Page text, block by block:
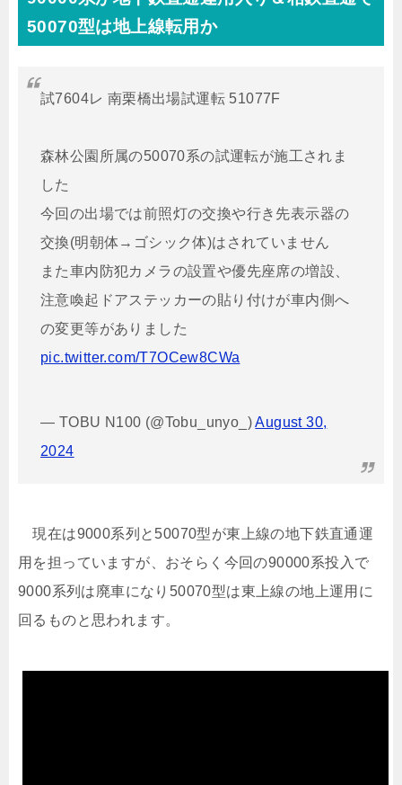
50070型は地上線転用か
試7604レ 南栗橋出場試運転 51077F
森林公園所属の50070系の試運転が施工されま
した
今回の出場では前照灯の交換や行き先表示器の
交換(明朝体→ゴシック体)はされていません
また車内防犯カメラの設置や優先座席の増設、
注意喚起ドアステッカーの貼り付けが車内側へ
の変更等がありました
pic.twitter.com/T7OCew8CWa
— TOBU N100 (@Tobu_unyo_)August 30,
2024
現在は9000系列と50070型が東上線の地下鉄直通運
用を担っていますが、おそらく今回の90000系投入で
9000系列は廃車になり50070型は東上線の地上運用に
回るものと思われます。